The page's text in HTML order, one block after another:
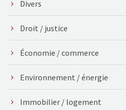
Divers
Droit / justice
Économie / commerce
Environnement / énergie
Immobilier / logement